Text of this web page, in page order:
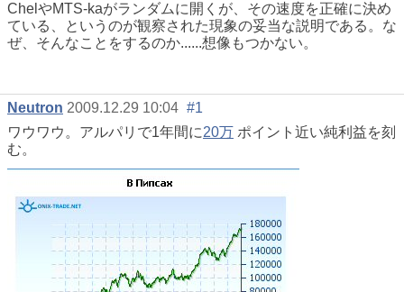
ChelやMTS-kaがランダムに開くが、その速度を正確に決め
ている、というのが観察された現象の妥当な説明である。な
ぜ、そんなことをするのか......想像もつかない。
Neutron 2009.12.29 10:04 #1
ワウワウ。アルパリで1年間に20万 ポイント近い純利益を刻
む。